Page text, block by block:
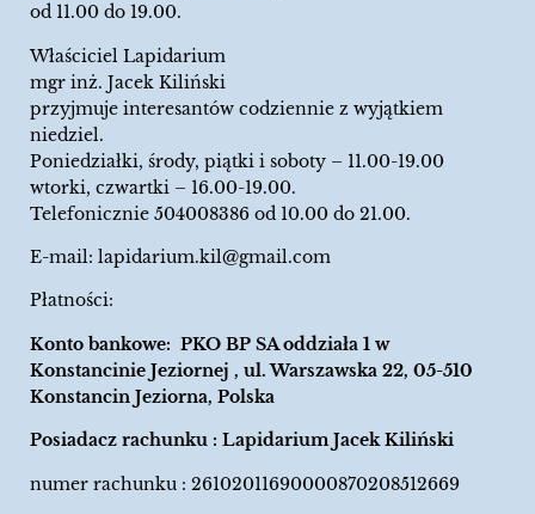
od 11.00 do 19.00.
Właściciel Lapidarium
mgr inż. Jacek Kiliński
przyjmuje interesantów codziennie z wyjątkiem
niedziel.
Poniedziałki, środy, piątki i soboty – 11.00-19.00
wtorki, czwartki – 16.00-19.00.
Telefonicznie 504008386 od 10.00 do 21.00.
E-mail: lapidarium.kil@gmail.com
Płatności:
Konto bankowe: PKO BP SA oddziała 1 w
Konstancinie Jeziornej , ul. Warszawska 22, 05-510
Konstancin Jeziorna, Polska
Posiadacz rachunku : Lapidarium Jacek Kiliński
numer rachunku : 26102011690000870208512669